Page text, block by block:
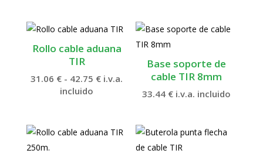
Rollo cable aduana
TIR
31.06 € - 42.75 €Rango
31.06 €
i.v.a.
incluido
Base soporte de
cable TIR 8mm
33.44 € i.v.a. incluido